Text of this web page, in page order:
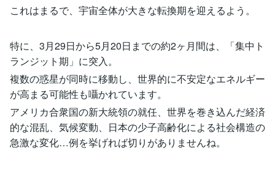
これはまるで、宇宙全体が大きな転換期を迎えるよう。
特に、3月29日から5月20日までの約2ヶ月間は、「集中ト
ランジット期」に突入。
複数の惑星が同時に移動し、世界的に不安定なエネルギー
が高まる可能性も囁かれています。
アメリカ合衆国の新大統領の就任、世界を巻き込んだ経済
的な混乱、気候変動、日本の少子高齢化による社会構造の
急激な変化…例を挙げれば切りがありませんね。